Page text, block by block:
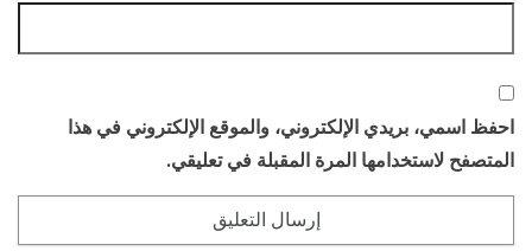
احفظ اسمي، بريدي الإلكتروني، والموقع الإلكتروني في هذا
المتصفح لاستخدامها المرة المقبلة في تعليقي.